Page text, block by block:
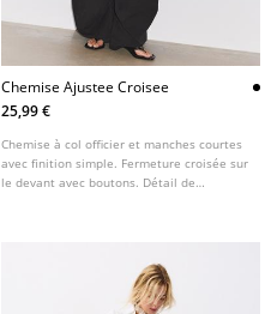
Chemise Ajustee Croisee
25,99 €
Chemise à col officier et manches courtes
avec finition simple. Fermeture croisée sur
le devant avec boutons. Détail de